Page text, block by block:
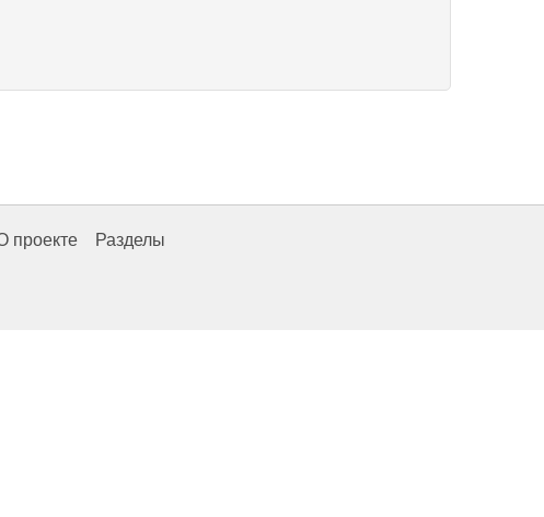
проекте Разделы